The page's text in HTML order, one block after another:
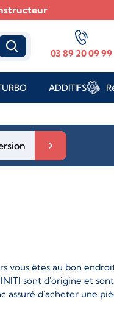
03 89 20 09 99
ADDITIFS
êtes au bon
sont d'origine et
d'acheter une